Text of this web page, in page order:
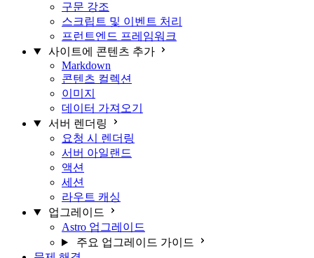
구문 강조
스크립트 및 이벤트 처리
프런트엔드 프레임워크
사이트에 콘텐츠 추가
Markdown
콘텐츠 컬렉션
이미지
데이터 가져오기
서버 렌더링
요청 시 렌더링
서버 아일랜드
액션
세션
라우트 캐싱
업그레이드
Astro 업그레이드
주요 업그레이드 가이드